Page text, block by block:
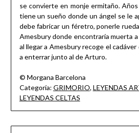
se convierte en monje ermitaño.
tiene un sueño donde un ángel se le
debe fabricar un féretro, ponerle
Amesbury donde encontraría muerta a
al llegar a Amesbury recoge el cadáver
a enterrar junto al de Arturo.
© Morgana Barcelona
Categoría: GRIMORIO, LEYENDAS
LEYENDAS CELTAS